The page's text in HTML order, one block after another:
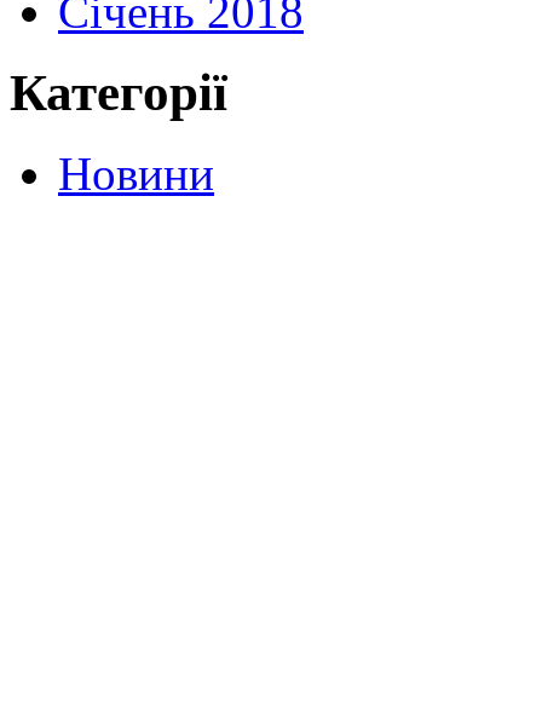
Січень 2018
Категорії
Новини